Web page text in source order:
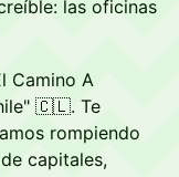
las oficinas
Camino A
🇨🇱. Te
rompiendo
capitales,